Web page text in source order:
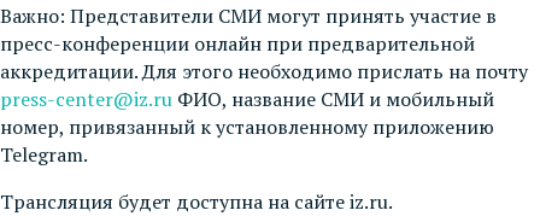
Важно: Представители СМИ могут принять участие в
пресс-конференции онлайн при предварительной
аккредитации. Для этого необходимо прислать на почту
press-center@iz.ru ФИО, название СМИ и мобильный
номер, привязанный к установленному приложению
Telegram.
Трансляция будет доступна на сайте iz.ru.